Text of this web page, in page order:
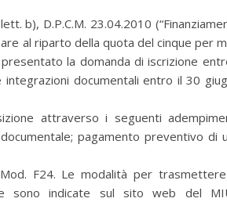
b), D.P.C.M. 23.04.2010
al riparto della quota del cinque per
la domanda di iscrizione
documentali entro il 30
attraverso i seguenti
pagamento preventivo di
F24. Le modalità per
sono indicate sul sito web del